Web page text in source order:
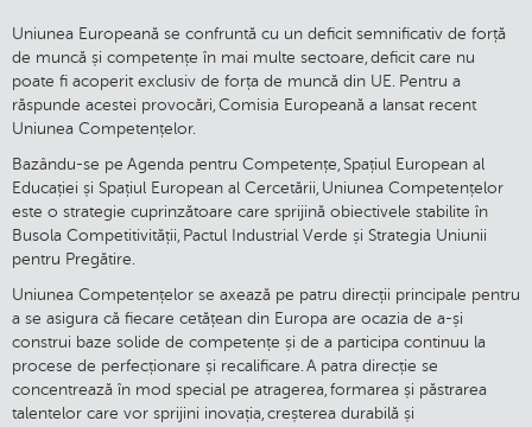
Uniunea Europeană se confruntă cu un deficit semnificativ de forță
de muncă și competențe în mai multe sectoare, deficit care nu
poate fi acoperit exclusiv de forța de muncă din UE. Pentru a
răspunde acestei provocări, Comisia Europeană a lansat recent
Uniunea Competențelor.
Bazându-se pe Agenda pentru Competențe, Spațiul European al
Educației și Spațiul European al Cercetării, Uniunea Competențelor
este o strategie cuprinzătoare care sprijină obiectivele stabilite în
Busola Competitivității, Pactul Industrial Verde și Strategia Uniunii
pentru Pregătire.
Uniunea Competențelor se axează pe patru direcții principale pentru
a se asigura că fiecare cetățean din Europa are ocazia de a-și
construi baze solide de competențe și de a participa continuu la
procese de perfecționare și recalificare. A patra direcție se
concentrează în mod special pe atragerea, formarea și păstrarea
talentelor care vor sprijini inovația, creșterea durabilă și